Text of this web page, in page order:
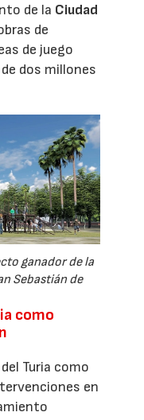
de la Ciudad
de
de juego
dos millones
ganador de la
Sebastián de
como
Turia como
en